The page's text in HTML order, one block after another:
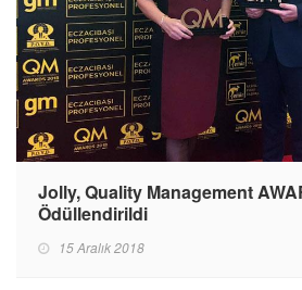
Jolly, Quality Management
Ödüllendirildi
15 Aralık 2018